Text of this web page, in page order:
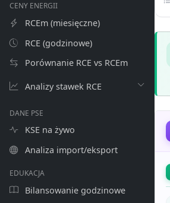
CENY ENERGII
RCEm (miesięczne)
RCE (godzinowe)
Porównanie RCE vs RCEm
Analizy stawek RCE
DANE PSE
KSE na żywo
Analiza import/eksport
EDUKACJA
Bilansowanie godzinowe